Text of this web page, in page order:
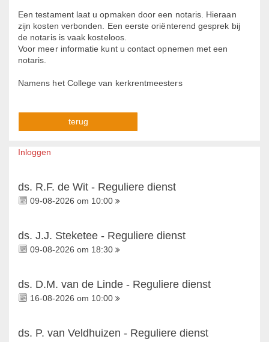
Een testament laat u opmaken door een notaris. Hieraan
zijn kosten verbonden. Een eerste oriënterend gesprek bij
de notaris is vaak kosteloos.
Voor meer informatie kunt u contact opnemen met een
notaris.
Namens het College van kerkrentmeesters
terug
Inloggen
ds. R.F. de Wit - Reguliere dienst
09-08-2026 om 10:00
ds. J.J. Steketee - Reguliere dienst
09-08-2026 om 18:30
ds. D.M. van de Linde - Reguliere dienst
16-08-2026 om 10:00
ds. P. van Veldhuizen - Reguliere dienst